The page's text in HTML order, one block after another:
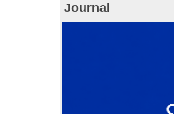
Journal